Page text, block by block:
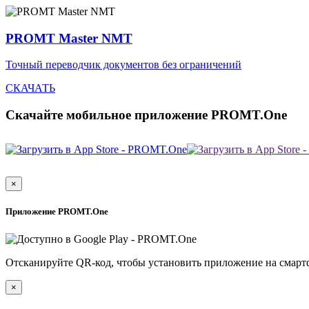
PROMT Master NMT
Точный переводчик документов без ограничений
СКАЧАТЬ
Скачайте мобильное приложение PROMT.One
×
Приложение PROMT.One
Отсканируйте QR-код, чтобы установить приложение на
×